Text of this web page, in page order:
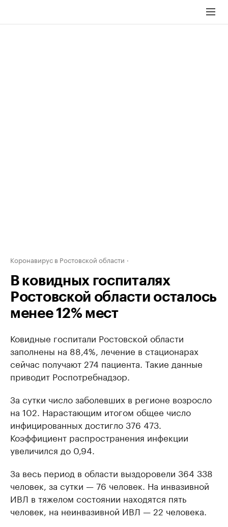
Коронавирус в Ростовской области
В ковидных госпиталях
Ростовской области осталось
менее 12% мест
Ковидные госпитали Ростовской области
заполнены на 88,4%, лечение в стационарах
сейчас получают 274 пациента. Такие данные
приводит Роспотребнадзор.
За сутки число заболевших в регионе возросло
на 102. Нарастающим итогом общее число
инфицированных достигло 376 473.
Коэффициент распространения инфекции
увеличился до 0,94.
За весь период в области выздоровели 364 338
человек, за сутки — 76 человек. На инвазивной
ИВЛ в тяжелом состоянии находятся пять
человек, на неинвазивной ИВЛ — 22 человека.